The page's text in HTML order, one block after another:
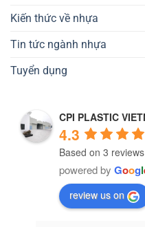
Kiến thức về nhựa
Tin tức ngành nhựa
Tuyển dụng
CPI PLASTIC
4.3
Based on 3 reviews
powered by Googl
review us on